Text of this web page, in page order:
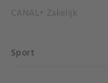
CANAL+ Zakelijk
Sport